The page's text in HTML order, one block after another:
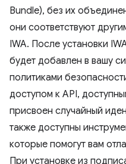
Bundle), без их
они соответствуют
IWA. После установки
будет добавлен в вашу
политиками
доступом к API,
присвоен случайный
также доступны
которые помогут вам
При установке из